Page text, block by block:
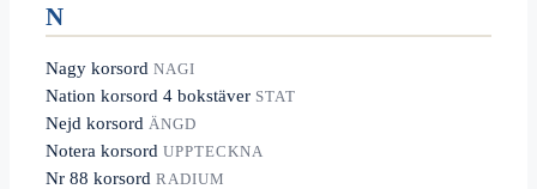
N
Nagy korsord NAGI
Nation korsord 4 bokstäver STAT
Nejd korsord ÄNGD
Notera korsord UPPTECKNA
Nr 88 korsord RADIUM